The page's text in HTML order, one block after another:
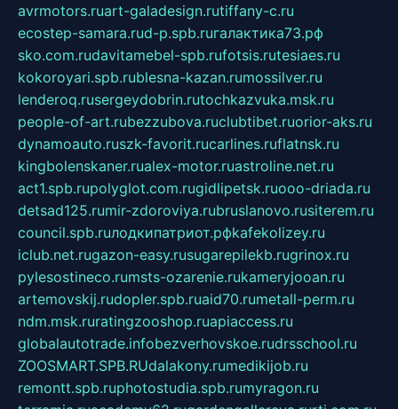
avrmotors.ruart-galadesign.rutiffany-c.ru
ecostep-samara.rud-p.spb.ruгалактика73.рф
sko.com.rudavitamebel-spb.rufotsis.rutesiaes.ru
kokoroyari.spb.rublesna-kazan.rumossilver.ru
lenderoq.rusergeydobrin.rutochkazvuka.msk.ru
people-of-art.rubezzubova.ruclubtibet.ruorior-aks.ru
dynamoauto.ruszk-favorit.rucarlines.ruflatnsk.ru
kingbolenskaner.rualex-motor.ruastroline.net.ru
act1.spb.rupolyglot.com.rugidlipetsk.ruooo-driada.ru
detsad125.rumir-zdoroviya.rubruslanovo.rusiterem.ru
council.spb.ruлодкипатриот.рфkafekolizey.ru
iclub.net.rugazon-easy.rusugarepilekb.rugrinox.ru
pylesostineco.rumsts-ozarenie.rukameryjooan.ru
artemovskij.rudopler.spb.ruaid70.rumetall-perm.ru
ndm.msk.ruratingzooshop.ruapiaccess.ru
globalautotrade.infobezverhovskoe.rudrsschool.ru
ZOOSMART.SPB.RUdalakony.rumedikijob.ru
remontt.spb.ruphotostudia.spb.rumyragon.ru